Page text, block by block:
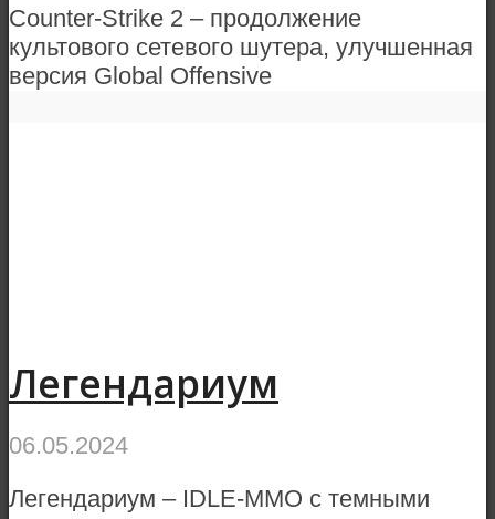
Counter-Strike 2 – продолжение
культового сетевого шутера, улучшенная
версия Global Offensive
Легендариум
06.05.2024
Легендариум – IDLE-MMO с темными